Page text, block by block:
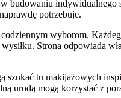
budowaniu
potrzebuje.
wyborom.
Strona odpowiada
tu makijażowych
urodą mogą korzystać z